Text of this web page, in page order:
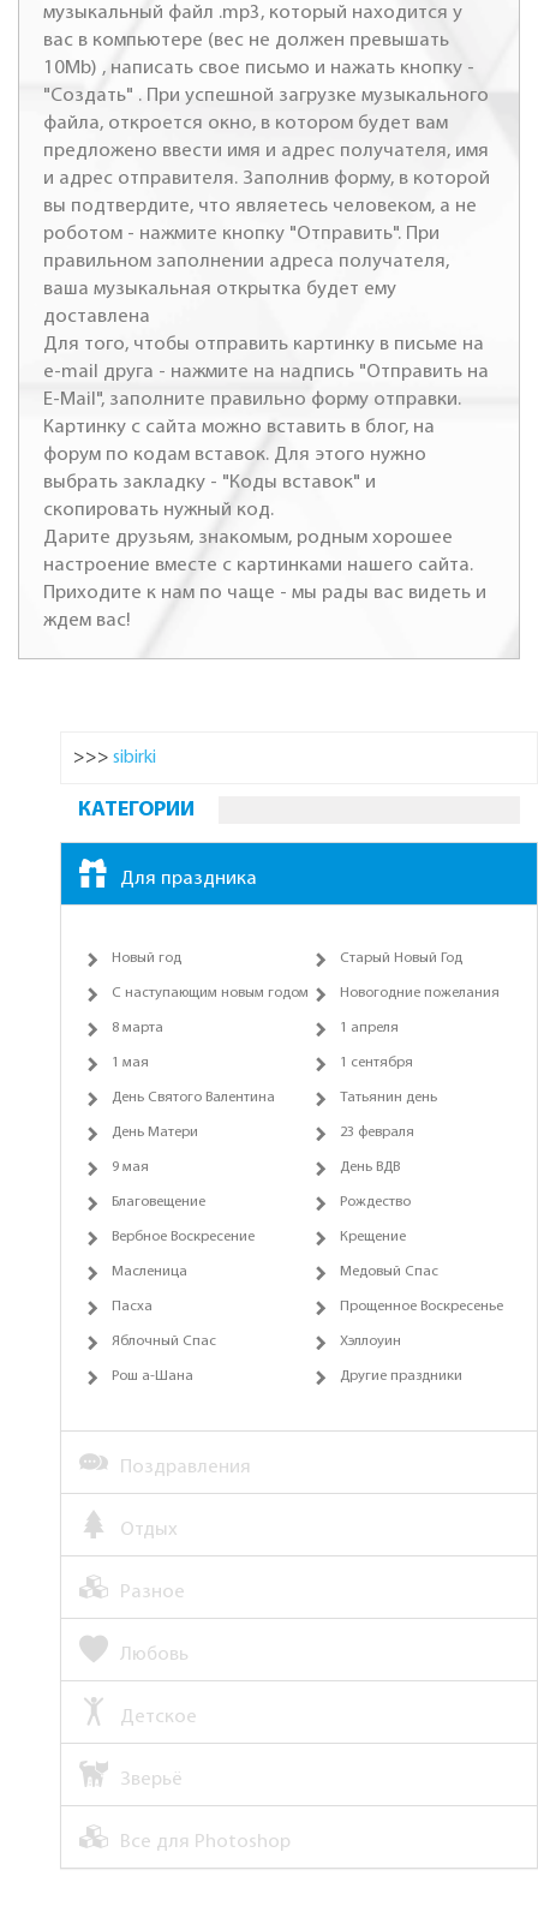
музыкальный файл .mp3, который находится у
вас в компьютере (вес не должен превышать
10Mb) , написать свое письмо и нажать кнопку -
"Создать" . При успешной загрузке музыкального
файла, откроется окно, в котором будет вам
предложено ввести имя и адрес получателя, имя
и адрес отправителя. Заполнив форму, в которой
вы подтвердите, что являетесь человеком, а не
роботом - нажмите кнопку "Отправить". При
правильном заполнении адреса получателя,
ваша музыкальная открытка будет ему
доставлена
Для того, чтобы отправить картинку в письме на
e-mail друга - нажмите на надпись "Отправить на
E-Mail", заполните правильно форму отправки.
Картинку с сайта можно вставить в блог, на
форум по кодам вставок. Для этого нужно
выбрать закладку - "Коды вставок" и
скопировать нужный код.
Дарите друзьям, знакомым, родным хорошее
настроение вместе с картинками нашего сайта.
Приходите к нам по чаще - мы рады вас видеть и
ждем вас!
>>> sibirki
КАТЕГОРИИ
Для праздника
Новый год Старый Новый Год
С наступающим новым годом Новогодние пожелания
8 марта 1 апреля
1 мая 1 сентября
День Святого Валентина Татьянин день
День Матери 23 февраля
9 мая День ВДВ
Благовещение Рождество
Вербное Воскресение Крещение
Масленица Медовый Спас
Пасха Прощенное Воскресенье
Яблочный Спас Хэллоуин
Рош а-Шана Другие праздники
Поздравления
Отдых
Разное
Любовь
Детское
Зверьё
Все для Photoshop